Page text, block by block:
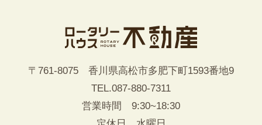
〒761-8075 香川県高松市多肥下町1593番地9
TEL.087-880-7311
営業時間 9:30~18:30